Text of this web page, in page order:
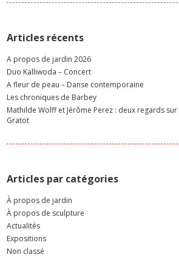
Articles récents
A propos de jardin 2026
Duo Kalliwoda – Concert
A fleur de peau – Danse contemporaine
Les chroniques de Barbey
Mathilde Wolff et Jérôme Perez : deux regards
Gratot
Articles par catégories
À propos de jardin
À propos de sculpture
Actualités
Expositions
Non classé